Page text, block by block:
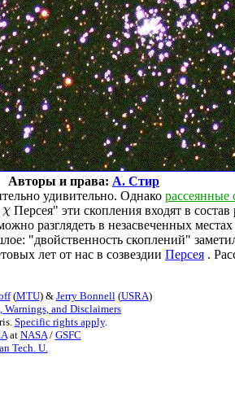
Авторы и права: А. Стир
удивительно. Однако рассеянные
Персея" эти скопления входят в
разглядеть в незасвеченных
"двойственность скоплений"
лет от нас в созвездии Персея .
(MTU) & Jerry Bonnell(USRA)
Warnings, and Disclaimers
Specific rights apply.
at NASA/ GSFC
Tech. U.